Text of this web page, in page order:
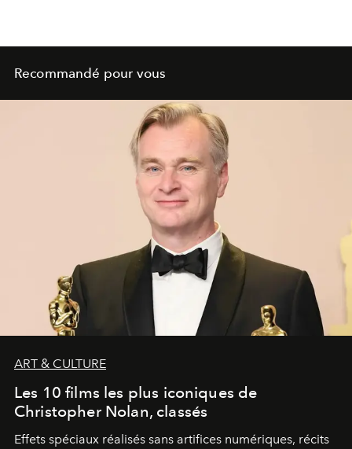
Andalousie, pour être les premiers à tester des vacances
de rêve extrêmement relaxantes et luxueuses.
Recommandé pour vous
ART & CULTURE
Les 10 films les plus iconiques de
Christopher Nolan, classés
Effets spéciaux réalisés sans artifices numériques, récits